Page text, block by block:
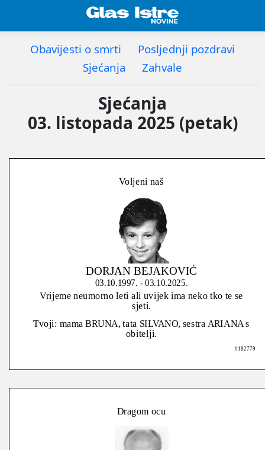
Obavijesti o smrti
Posljednji pozdravi
Sjećanja
Zahvale
Sjećanja
03. listopada 2025 (petak)
Voljeni naš
DORJAN BEJAKOVIĆ
03.10.1997. - 03.10.2025.
Vrijeme neumorno leti ali uvijek ima neko tko te se
sjeti.
Tvoji: mama BRUNA, tata SILVANO, sestra ARIANA s
obitelji.
#182779
Dragom ocu